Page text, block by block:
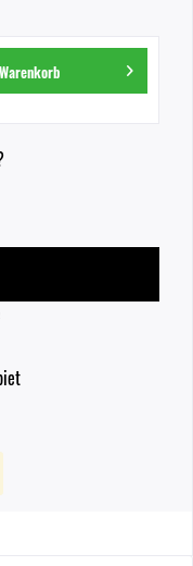
Warenkorb